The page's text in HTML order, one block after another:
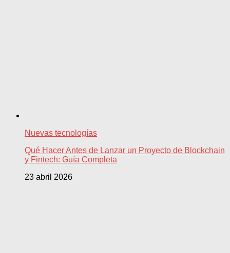
Nuevas tecnologías
Qué Hacer Antes de Lanzar un Proyecto de Blockchain
y Fintech: Guía Completa
23 abril 2026